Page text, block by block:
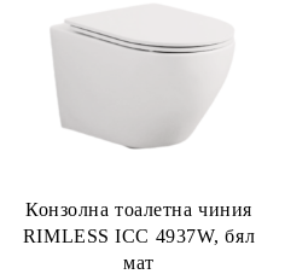
Конзолна тоалетна чиния
RIMLESS ICC 4937W, бял
мат